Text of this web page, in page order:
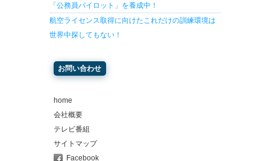
「公務員パイロット」を養成中！
航空ライセンス取得に向けたこれだけの訓練環境は
世界中探してもない！
お問い合わせ
home
会社概要
テレビ番組
サイトマップ
Facebook